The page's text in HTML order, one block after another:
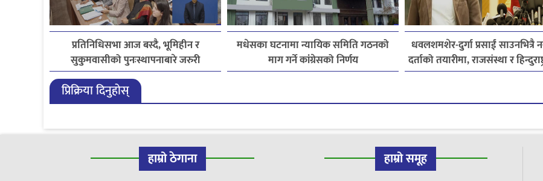
प्रतिनिधिसभा आज बस्दै, भूमिहीन र
सुकुमवासीको पुनःस्थापनाबारे जरुरी
प्रस्तावमाथि छलफल हुने
मधेसका घटनामा न्यायिक समिति गठनको
माग गर्ने कांग्रेसको निर्णय
धवलशमशेर-दुर्गा प्रसाईं साउनभित्रै
दर्ताको तयारीमा, राजसंस्था र
प्रिक्रिया दिनुहोस्
हाम्रो ठेगाना हाम्रो समूह